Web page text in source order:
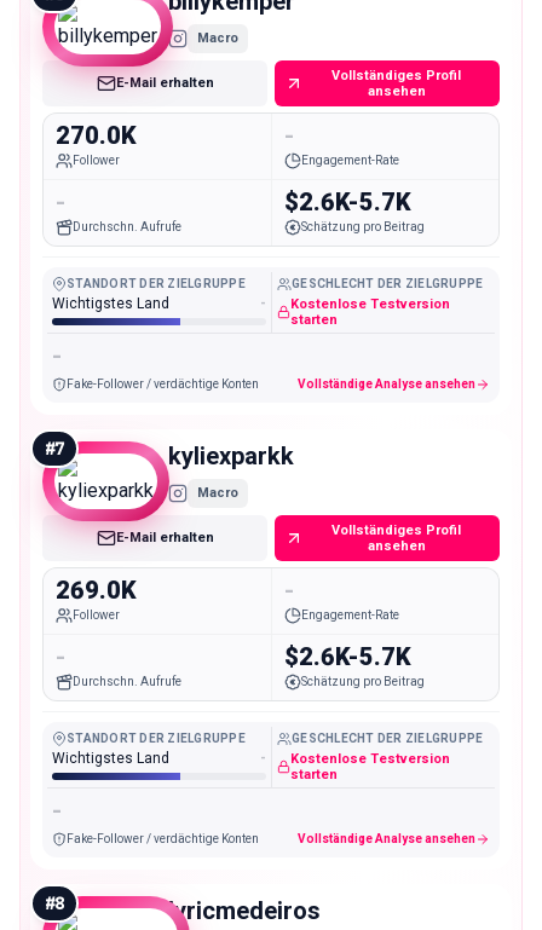
Macro
E-Mail erhalten
Vollständiges Profil
ansehen
270.0K
Follower
-
Engagement-Rate
-
Durchschn. Aufrufe
$2.6K-5.7K
Schätzung pro Beitrag
STANDORT DER ZIELGRUPPE
Wichtigstes Land -
GESCHLECHT DER ZIELGRUPPE
Kostenlose Testversion
starten
-
Fake-Follower / verdächtige Konten Vollständige Analyse ansehen
#7 kyliexparkk
Macro
E-Mail erhalten
Vollständiges Profil
ansehen
269.0K
Follower
-
Engagement-Rate
-
Durchschn. Aufrufe
$2.6K-5.7K
Schätzung pro Beitrag
STANDORT DER ZIELGRUPPE
Wichtigstes Land -
GESCHLECHT DER ZIELGRUPPE
Kostenlose Testversion
starten
-
Fake-Follower / verdächtige Konten Vollständige Analyse ansehen
#8 lyricmedeiros